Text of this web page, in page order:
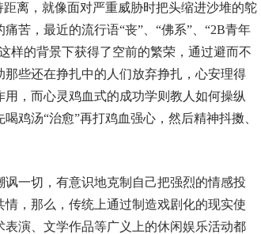
离，就像面对严重威胁时把头缩进沙堆的鸵
苦，最近的流行语“丧”、“佛系”、“2B青年
样的背景下获得了空前的繁荣，通过避而不
些还在挣扎中的人们放弃挣扎，心安理得
，而心灵鸡血式的成功学则教人如何操纵
鸡汤“治愈”再打鸡血强心，然后精神抖擞、
一切，有意识地克制自己把强烈的情感投
，那么，传统上通过制造戏剧化的现实使
演、文学作品等广义上的休闲娱乐活动都